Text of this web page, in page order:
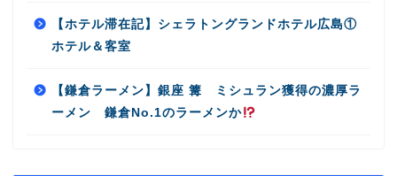
【ホテル滞在記】シェラトングランドホテル広島①
ホテル＆客室
【鎌倉ラーメン】銀座 篝 ミシュラン獲得の濃厚ラ
ーメン 鎌倉No.1のラーメンか